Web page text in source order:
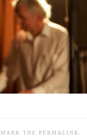
THE PERMALINK